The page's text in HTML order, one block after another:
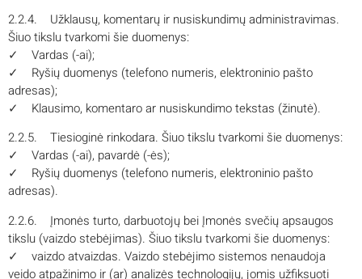
2.2.4. Užklausų, komentarų ir nusiskundimų administravimas.
Šiuo tikslu tvarkomi šie duomenys:
✓
Vardas (-ai);
✓
Ryšių duomenys (telefono numeris, elektroninio pašto
adresas);
✓
Klausimo, komentaro ar nusiskundimo tekstas (žinutė).
2.2.5. Tiesioginė rinkodara. Šiuo tikslu tvarkomi šie duomenys:
✓
Vardas (-ai), pavardė (-ės);
✓
Ryšių duomenys (telefono numeris, elektroninio pašto
adresas).
2.2.6. Įmonės turto, darbuotojų bei Įmonės svečių apsaugos
tikslu (vaizdo stebėjimas). Šiuo tikslu tvarkomi šie duomenys:
✓
vaizdo atvaizdas. Vaizdo stebėjimo sistemos nenaudoja
veido atpažinimo ir (ar) analizės technologijų, jomis užfiksuoti